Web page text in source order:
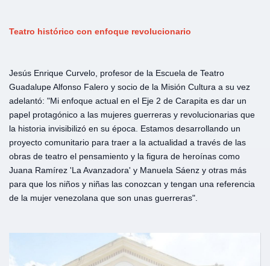
Teatro histórico con enfoque revolucionario
Jesús Enrique Curvelo, profesor de la Escuela de Teatro
Guadalupe Alfonso Falero y socio de la Misión Cultura a su vez
adelantó: "Mi enfoque actual en el Eje 2 de Carapita es dar un
papel protagónico a las mujeres guerreras y revolucionarias que
la historia invisibilizó en su época. Estamos desarrollando un
proyecto comunitario para traer a la actualidad a través de las
obras de teatro el pensamiento y la figura de heroínas como
Juana Ramírez 'La Avanzadora' y Manuela Sáenz y otras más
para que los niños y niñas las conozcan y tengan una referencia
de la mujer venezolana que son unas guerreras".